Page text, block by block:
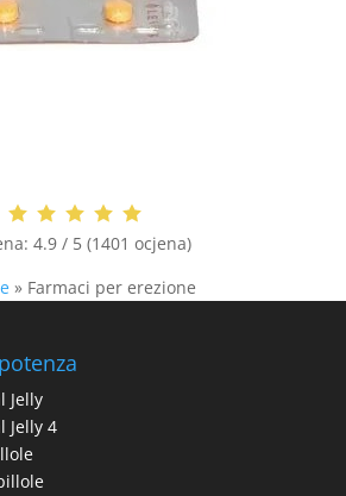
4.9 / 5 (1401 ocjena)
» Farmaci per erezione
Jelly
Jelly 4